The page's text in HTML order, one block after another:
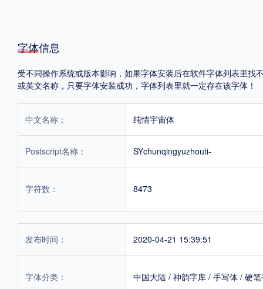
字体信息
受不同操作系统或版本影响，如果字体安装后在软件字体列表里
或英文名称，只要字体安装成功，字体列表里就一定存在该字体！
中文名称： 纯情宇宙体
Postscript名称： SYchunqingyuzhouti-
字符数： 8473
发布时间： 2020-04-21 15:39:51
字体分类： 中国大陆 / 神韵字库 / 手写体 / 硬